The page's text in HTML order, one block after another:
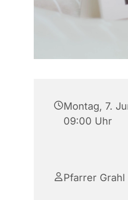
Montag, 7.
09:00 Uhr
Pfarrer Grahl